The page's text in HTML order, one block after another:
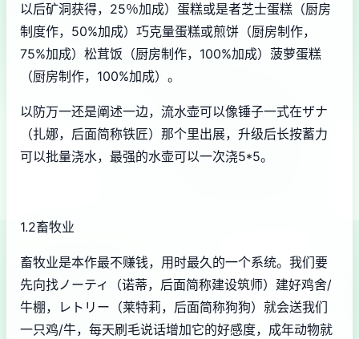
以后矿洞获得，25％加成）蛋糕或是者芝士蛋糕（厨房
制度作，50%加成）巧克量蛋糕或煎饼（厨房制作，
75%加成）松茸饭（厨房制作，100%加成）菠萝蛋糕
（厨房制作，100%加成）。
以防万一还是阐述一边，流水壶可以像锤子一式在ザナ
（扎娜，后面简称铁匠）那个里出展，升级后长按蓄力
可以批量浇水，最强的水壶可以一次浇5*5。
1.2畜牧业
畜牧业是本作最不赚钱，用时最久的一个系统。我们要
先向找ノーティ（诺蒂，后面简称建设筑师）建好鸡舍/
牛棚，レトリー（莱特莉，后面简称狗狗）就会送我们
一只鸡/牛，每天刷毛说话增加它的好感度，成年动物就